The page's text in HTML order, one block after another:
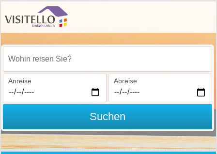
Wohin reisen Sie?
Anreise Abreise
Suchen